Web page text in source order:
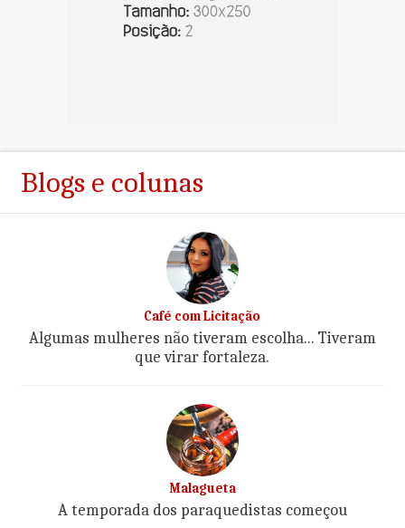
Blogs e colunas
Café com Licitação
Algumas mulheres não tiveram escolha... Tiveram
que virar fortaleza.
Malagueta
A temporada dos paraquedistas começou